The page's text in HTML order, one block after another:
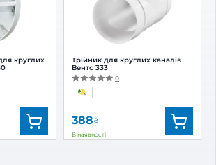
круглих
Трійник для круглих каналів
Вентс 333
0
388₴
В наявності